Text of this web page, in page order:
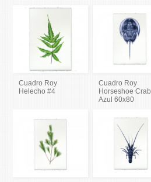
Cuadro Roy
Helecho #4
Cuadro Roy
Horseshoe Crab
Azul 60x80